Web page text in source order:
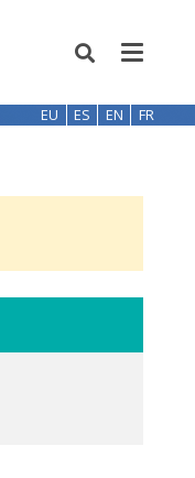
EU ES EN FR